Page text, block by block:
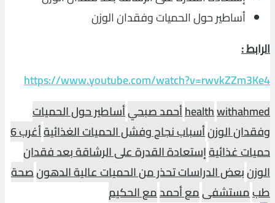
أساطير حول الحميات وفقدان الوزن
الرابط :
https://www.youtube.com/watch?v=rwvkZZm3Ke4
healthwithahmed أحمد صبحيأساطير حول الحميات
وفقدان الوزنأسباب نجاح وفشل الحميات الغذائية
أغرب 6
حميات غذائيةإستعادة القدرة على الرشاقة بعد فقدان
الوزنبعض الدراسات تحذر من الحميات عالية الدهونصحة
طبمستشفىمع أحمدمع الحكيم